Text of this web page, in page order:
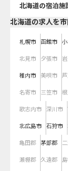
北海道の宿泊施
北海道の求人を
札幌市 函館市
北見市 夕張市
稚内市 美唄市
名寄市 三笠市
歌志内市 深川市
北広島市 石狩市
亀田郡 茅部郡
瀬棚郡 久遠郡